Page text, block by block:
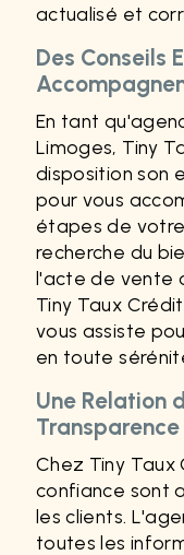
actualisé et
Des Conseils
En tant
Limoges, Tiny
disposition son
pour vous
étapes de
recherche du
l'acte de vente
Tiny Taux
vous assiste
en toute
Une Relation
Transparence
Chez Tiny
confiance sont
les clients.
toutes les